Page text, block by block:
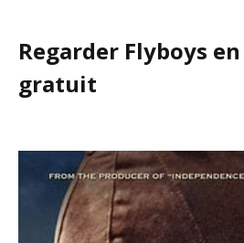
Regarder Flyboys
gratuit